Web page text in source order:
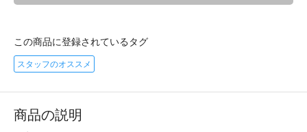
この商品に登録されているタグ
スタッフのオススメ
商品の説明